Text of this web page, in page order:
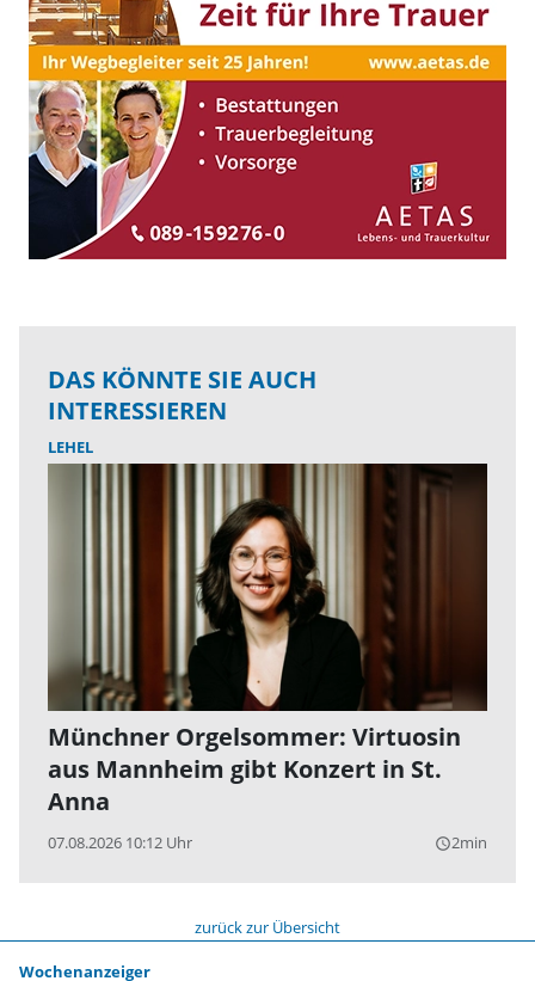
DAS KÖNNTE SIE AUCH
INTERESSIEREN
LEHEL
Münchner Orgelsommer: Virtuosin
aus Mannheim gibt Konzert in St.
Anna
07.08.2026 10:12 Uhr query_builder2min
zurück zur Übersicht
Wochenanzeiger